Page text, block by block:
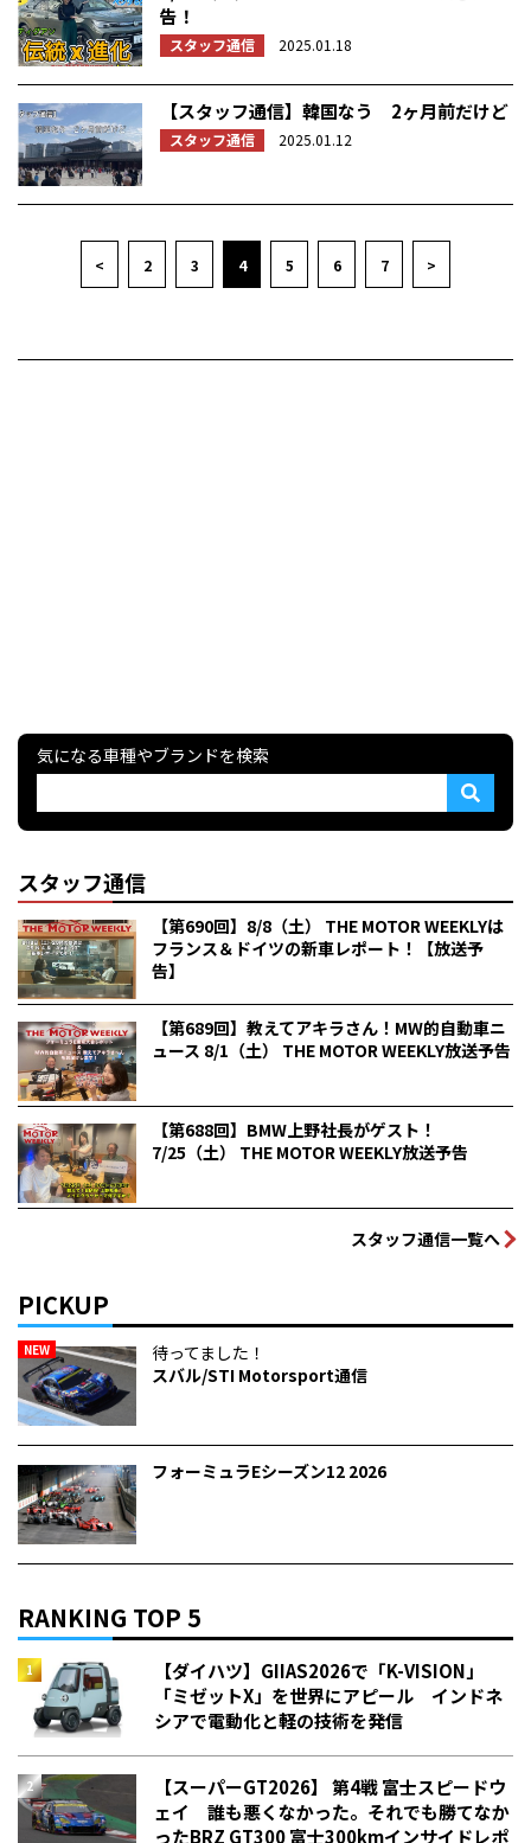
告！
スタッフ通信 2025.01.18
【スタッフ通信】韓国なう 2ヶ月前だけど
スタッフ通信 2025.01.12
< 2 3 4 5 6 7 >
気になる車種やブランドを検索
スタッフ通信
【第690回】8/8（土） THE MOTOR WEEKLYは
フランス＆ドイツの新車レポート！【放送予
告】
【第689回】教えてアキラさん！MW的自動車ニ
ュース 8/1（土） THE MOTOR WEEKLY放送予告
【第688回】BMW上野社長がゲスト！
7/25（土） THE MOTOR WEEKLY放送予告
スタッフ通信一覧へ
PICKUP
NEW
待ってました！
スバル/STI Motorsport通信
フォーミュラEシーズン12 2026
RANKING TOP 5
【ダイハツ】GIIAS2026で「K-VISION」
「ミゼットX」を世界にアピール インドネ
シアで電動化と軽の技術を発信
【スーパーGT2026】 第4戦 富士スピードウ
ェイ 誰も悪くなかった。それでも勝てなか
った――BRZ GT300 富士300kmインサイドレポ